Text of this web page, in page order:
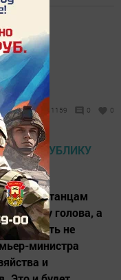
мы
1159 0 0
татарстанцам
- всему голова, а
не
министра
и